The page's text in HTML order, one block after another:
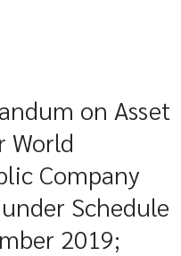
on Asset
World
Company
Schedule
2019;